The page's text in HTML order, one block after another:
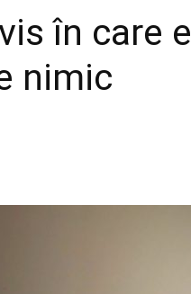
în care
nimic